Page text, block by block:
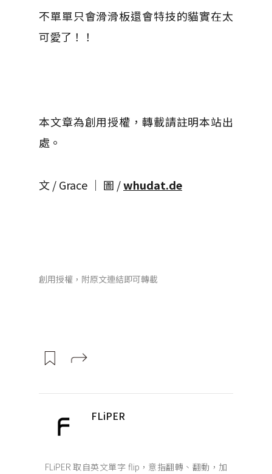
不單單只會滑滑板還會特技的貓實在太
可愛了！！
本文章為創用授權，轉載請註明本站出
處。
文 / Grace │ 圖 /whudat.de
創用授權，附原文連結即可轉載
FLiPER
FLiPER 取自英文單字 flip，意指翻轉、翻動，加